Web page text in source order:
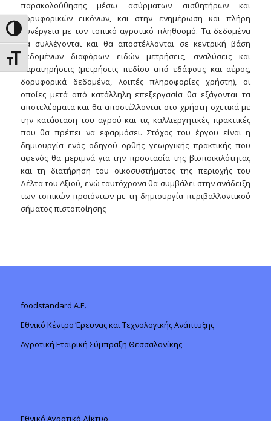
Toggle High Contrast
Toggle Font size
παρακολούθησης μέσω ασύρματων αισθητήρων και
δορυφορικών εικόνων, και στην ενημέρωση και πλήρη
συνέργεια με τον τοπικό αγροτικό πληθυσμό. Τα δεδομένα
θα συλλέγονται και θα αποστέλλονται σε κεντρική βάση
δεδομένων διαφόρων ειδών μετρήσεις, αναλύσεις και
παρατηρήσεις (μετρήσεις πεδίου από́ εδάφους και αέρος,
δορυφορικά δεδομένα, λοιπές πληροφορίες χρήστη), οι
οποίες μετά από κατάλληλη επεξεργασία θα εξάγονται τα
αποτελέσματα και θα αποστέλλονται στο χρήστη σχετικά με
την κατάσταση του αγρού και τις καλλιεργητικές πρακτικές
που θα πρέπει να εφαρμόσει. Στόχος του έργου είναι η
δημιουργία ενός οδηγού ορθής γεωργικής πρακτικής που
αφενός θα μεριμνά για την προστασία της βιοποικιλότητας
και τη διατήρηση του οικοσυστήματος της περιοχής του
Δέλτα του Αξιού, ενώ ταυτόχρονα θα συμβάλει στην ανάδειξη
των τοπικών προϊόντων με τη δημιουργία περιβαλλοντικού
σήματος πιστοποίησης
foodstandard A.E.
Εθνικό Κέντρο Έρευνας και Τεχνολογικής Ανάπτυξης
Αγροτική Εταιρική Σύμπραξη Θεσσαλονίκης
Εθνικό Αγροτικό Δίκτυο